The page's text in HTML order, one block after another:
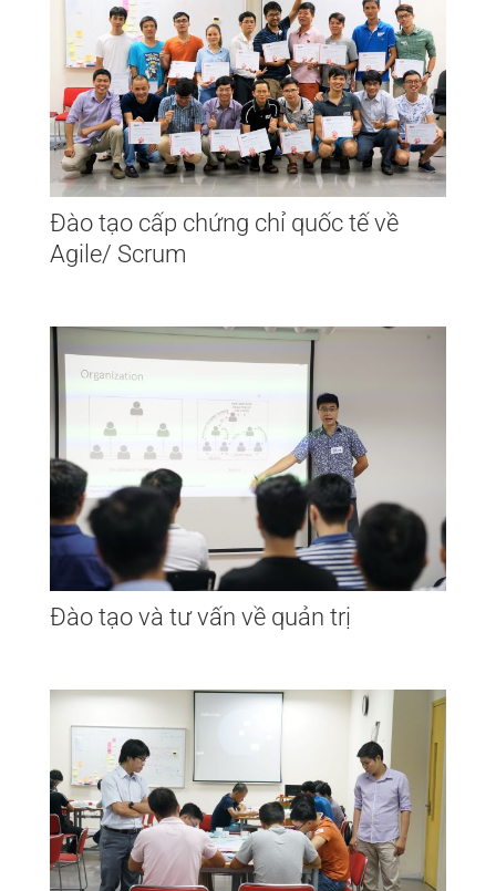
Đào tạo cấp chứng chỉ quốc tế về
Agile/ Scrum
Đào tạo và tư vấn về quản trị